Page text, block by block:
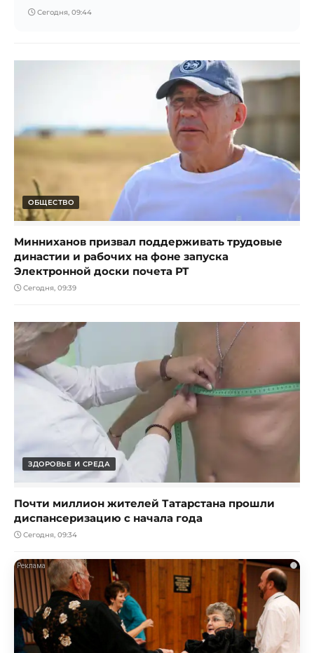
Сегодня, 09:44
ОБЩЕСТВО
Минниханов призвал поддерживать трудовые
династии и рабочих на фоне запуска
Электронной доски почета РТ
Сегодня, 09:39
ЗДОРОВЬЕ И СРЕДА
Почти миллион жителей Татарстана прошли
диспансеризацию с начала года
Сегодня, 09:34
i